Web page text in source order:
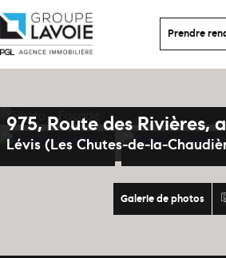
Prendre
975, Route des Rivières,
Lévis (Les Chutes-de-la-
Galerie de photos